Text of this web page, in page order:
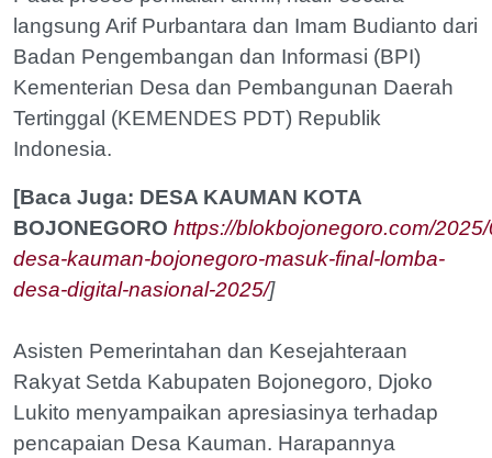
langsung Arif Purbantara dan Imam Budianto dari
Badan Pengembangan dan Informasi (BPI)
Kementerian Desa dan Pembangunan Daerah
Tertinggal (KEMENDES PDT) Republik
Indonesia.
[Baca Juga: DESA KAUMAN KOTA
BOJONEGORO https://blokbojonegoro.com/
desa-kauman-bojonegoro-masuk-final-lomba-
desa-digital-nasional-2025/]
Asisten Pemerintahan dan Kesejahteraan
Rakyat Setda Kabupaten Bojonegoro, Djoko
Lukito menyampaikan apresiasinya terhadap
pencapaian Desa Kauman. Harapannya